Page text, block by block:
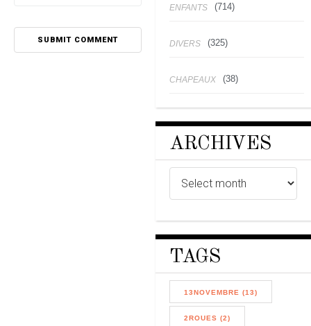
ENFANTS (714)
DIVERS (325)
CHAPEAUX (38)
ARCHIVES
TAGS
13NOVEMBRE (13)
2ROUES (2)